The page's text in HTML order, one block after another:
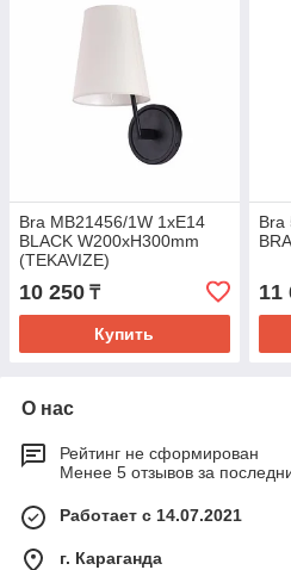
Bra MB21456/1W 1xE14
BLACK W200xH300mm
(TEKAVIZE)
10 250 ₸
Купить
Bra
11
О нас
Рейтинг не сформирован
Менее 5 отзывов за
Работает с 14.07.2021
г. Караганда